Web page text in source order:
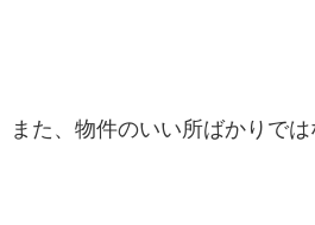
また、物件のいい所ばかりで